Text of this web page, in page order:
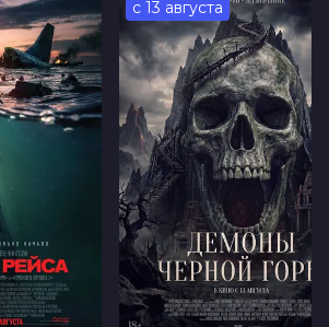
Россия
—
Марюс Вайсберг
Егор Крид, Анфиса Черных, Игорь
Миркурбанов, Юлия Мельникова,
Степан Рюмкин
Вадим Верещагин, Марюс Вайсберг,
Марина Гуртовая
Марюс Вайсберг
триллер, драма
1 ч 31 мин
с 4 сентября до 1 октября
до 10 сентября
с 13 августа